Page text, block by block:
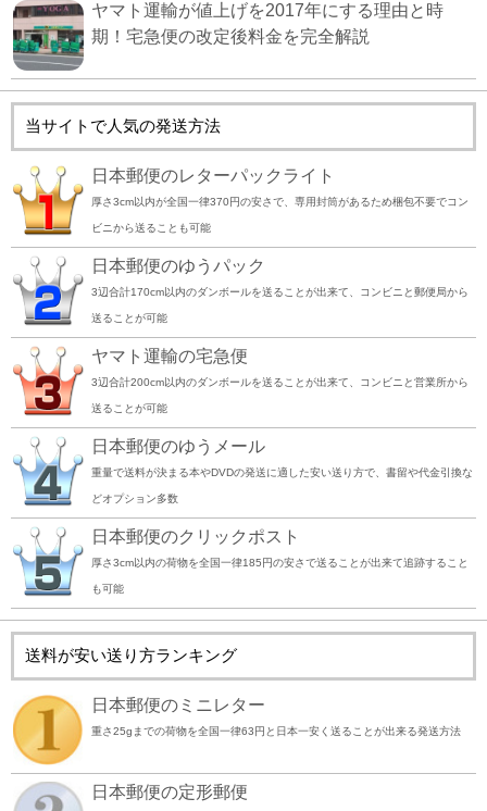
ヤマト運輸が値上げを2017年にする理由と時
期！宅急便の改定後料金を完全解説
当サイトで人気の発送方法
日本郵便のレターパックライト
厚さ3cm以内が全国一律370円の安さで、専用封筒があるため梱包不要でコン
ビニから送ることも可能
日本郵便のゆうパック
3辺合計170cm以内のダンボールを送ることが出来て、コンビニと郵便局から
送ることが可能
ヤマト運輸の宅急便
3辺合計200cm以内のダンボールを送ることが出来て、コンビニと営業所から
送ることが可能
日本郵便のゆうメール
重量で送料が決まる本やDVDの発送に適した安い送り方で、書留や代金引換な
どオプション多数
日本郵便のクリックポスト
厚さ3cm以内の荷物を全国一律185円の安さで送ることが出来て追跡すること
も可能
送料が安い送り方ランキング
日本郵便のミニレター
重さ25gまでの荷物を全国一律63円と日本一安く送ることが出来る発送方法
日本郵便の定形郵便